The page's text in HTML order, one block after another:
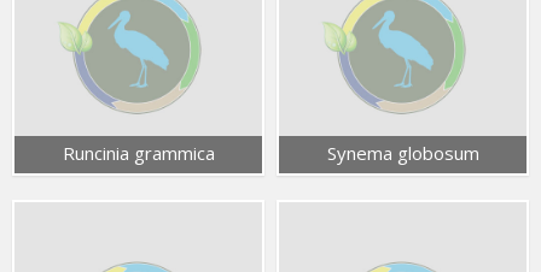
Runcinia grammica Synema globosum